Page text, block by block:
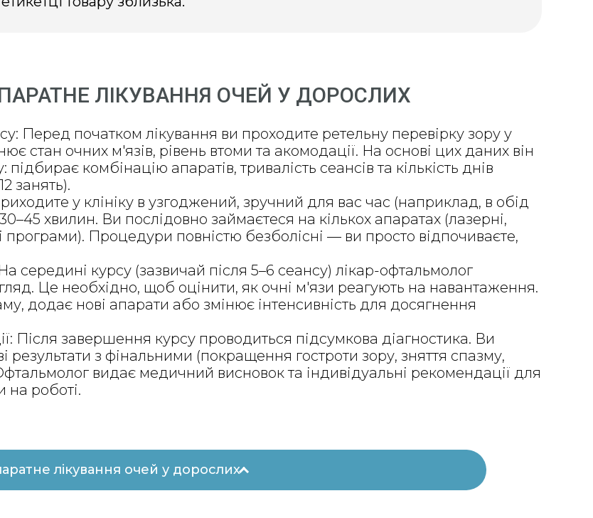
ЛІКУВАННЯ ОЧЕЙ У ДОРОСЛИХ
Перед початком лікування ви проходите ретельну перевірку зору у
стан очних м'язів, рівень втоми та акомодації. На основі цих даних він
комбінацію апаратів, тривалість сеансів та кількість днів
занять).
у клініку в узгоджений, зручний для вас час (наприклад, в обід
хвилин. Ви послідовно займаєтеся на кількох апаратах (лазерні,
програми). Процедури повністю безболісні — ви просто відпочиваєте,
середині курсу (зазвичай після 5–6 сеансу) лікар-офтальмолог
Це необхідно, щоб оцінити, як очні м'язи реагують на навантаження.
додає нові апарати або змінює інтенсивність для досягнення
Після завершення курсу проводиться підсумкова діагностика. Ви
результати з фінальними (покращення гостроти зору, зняття спазму,
видає медичний висновок та індивідуальні рекомендації для
на роботі.
лікування очей у дорослих